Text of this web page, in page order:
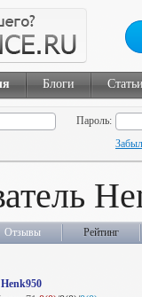
Блоги
Пароль:
Отзывы Рейтинг
Henk950